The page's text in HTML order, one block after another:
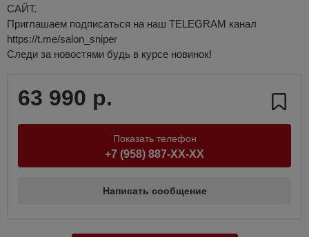
САЙТ.
Приглашаем подписаться на наш TELEGRAM канал
https://t.me/salon_sniper
Следи за новостями будь в курсе новинок!
63 990 р.
Показать телефон
+7 (958) 887-XX-XX
Написать сообщение